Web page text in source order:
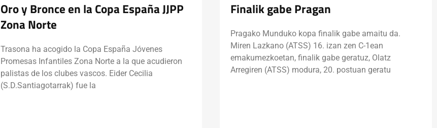
Oro y Bronce en la Copa España JJPP
Zona Norte
Trasona ha acogido la Copa España Jóvenes
Promesas Infantiles Zona Norte a la que acudieron
palistas de los clubes vascos. Eider Cecilia
(S.D.Santiagotarrak) fue la
Finalik gabe Pragan
Pragako Munduko kopa finalik gabe amaitu da.
Miren Lazkano (ATSS) 16. izan zen C-1ean
emakumezkoetan, finalik gabe geratuz, Olatz
Arregiren (ATSS) modura, 20. postuan geratu